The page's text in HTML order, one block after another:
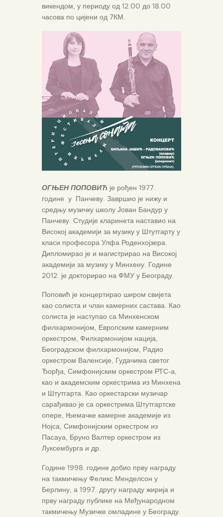
викендом, у периоду од 12.00 до 18.00
часова по цијени од 7КМ.
ОГЊЕН ПОПОВИЋ је рођен 1977.
године у Панчеву. Завршио је нижу и
средњу музичку школу Јован Бандур у
Панчеву. Студије кларинета наставио на
Високој академији за музику у Штутгарту у
класи професора Улфа Роденхојзера.
Дипломирао је и магистрирао на Високој
академији за музику у Минхену. Године
2012. је докторирао на ФМУ у Београду.
Поповић је концертирао широм свијета
као солиста и члан камерних састава. Као
солиста је наступао са Минхенском
филхармонијом, Европским камерним
оркестром, Филхармонијом нација,
Београдском филхармонијом, Радио
оркестром Валенсије, Гудачима светог
Ђорђа, Симфонијским оркестром РТС-а,
као и академским оркестрима из Минхена
и Штутгарта. Као оркестарски музичар
сарађивао је са оркестрима Штутгартске
опере, Њемачке камерне академије из
Нојса, Симфонијским оркестром из
Пасауа, Бруно Валтер оркестром из
Луксембурга и др.
Године 1998. године добио прву награду
на такмичењу Феликс Менделсон у
Берлину, а 1997. другу награду жирија и
прву награду публике на Међународном
такмичењу Музичке омладине у Београду.